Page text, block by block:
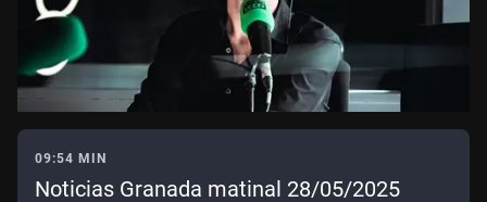
09:54 MIN
Noticias Granada matinal 28/05/2025